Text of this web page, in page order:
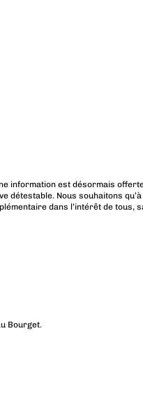
information est désormais
détestable. Nous souhaitons
dans l’intérêt de
Bourget.